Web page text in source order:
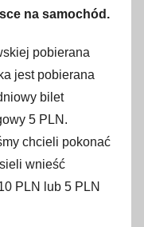
na samochód.
pobierana
jest pobierana
bilet
5 PLN.
chcieli pokonać
wnieść
PLN lub 5 PLN